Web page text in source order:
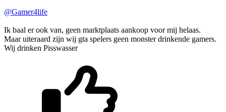
@Gamer4life
Ik baal er ook van, geen marktplaats aankoop voor mij helaas.
Maar uiteraard zijn wij gta spelers geen monster drinkende gamers.
Wij drinken Pisswasser